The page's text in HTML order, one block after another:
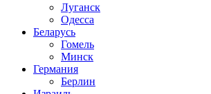
Луганск
Одесса
Беларусь
Гомель
Минск
Германия
Берлин